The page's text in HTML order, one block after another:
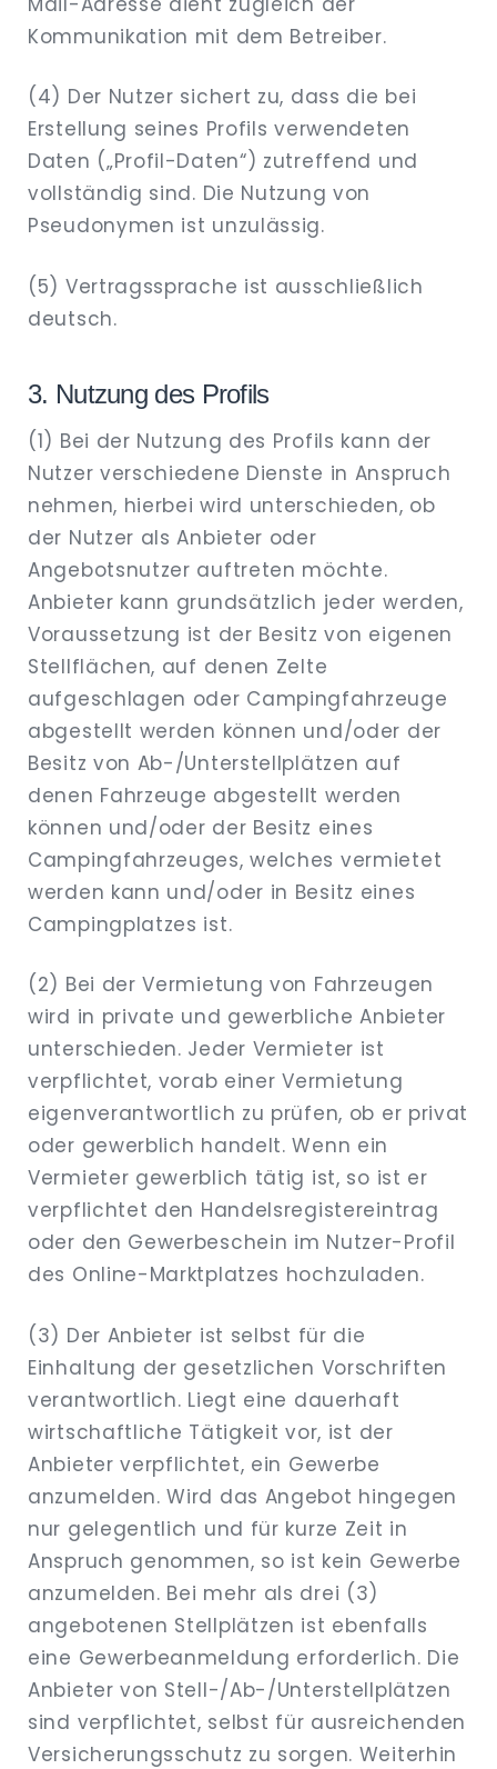
Kommunikation mit dem Betreiber.
(4) Der Nutzer sichert zu, dass die bei
Erstellung seines Profils verwendeten
Daten („Profil-Daten“) zutreffend und
vollständig sind. Die Nutzung von
Pseudonymen ist unzulässig.
(5) Vertragssprache ist ausschließlich
deutsch.
3. Nutzung des Profils
(1) Bei der Nutzung des Profils kann der
Nutzer verschiedene Dienste in Anspruch
nehmen, hierbei wird unterschieden, ob
der Nutzer als Anbieter oder
Angebotsnutzer auftreten möchte.
Anbieter kann grundsätzlich jeder werden,
Voraussetzung ist der Besitz von eigenen
Stellflächen, auf denen Zelte
aufgeschlagen oder Campingfahrzeuge
abgestellt werden können und/oder der
Besitz von Ab-/Unterstellplätzen auf
denen Fahrzeuge abgestellt werden
können und/oder der Besitz eines
Campingfahrzeuges, welches vermietet
werden kann und/oder in Besitz eines
Campingplatzes ist.
(2) Bei der Vermietung von Fahrzeugen
wird in private und gewerbliche Anbieter
unterschieden. Jeder Vermieter ist
verpflichtet, vorab einer Vermietung
eigenverantwortlich zu prüfen, ob er privat
oder gewerblich handelt. Wenn ein
Vermieter gewerblich tätig ist, so ist er
verpflichtet den Handelsregistereintrag
oder den Gewerbeschein im Nutzer-Profil
des Online-Marktplatzes hochzuladen.
(3) Der Anbieter ist selbst für die
Einhaltung der gesetzlichen Vorschriften
verantwortlich. Liegt eine dauerhaft
wirtschaftliche Tätigkeit vor, ist der
Anbieter verpflichtet, ein Gewerbe
anzumelden. Wird das Angebot hingegen
nur gelegentlich und für kurze Zeit in
Anspruch genommen, so ist kein Gewerbe
anzumelden. Bei mehr als drei (3)
angebotenen Stellplätzen ist ebenfalls
eine Gewerbeanmeldung erforderlich. Die
Anbieter von Stell-/Ab-/Unterstellplätzen
sind verpflichtet, selbst für ausreichenden
Versicherungsschutz zu sorgen. Weiterhin